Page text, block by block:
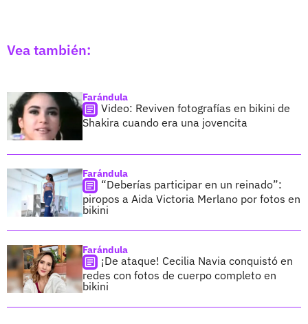
Vea también:
Farándula
Video: Reviven fotografías en bikini de
Shakira cuando era una jovencita
Farándula
“Deberías participar en un reinado”:
piropos a Aida Victoria Merlano por fotos en
bikini
Farándula
¡De ataque! Cecilia Navia conquistó en
redes con fotos de cuerpo completo en
bikini